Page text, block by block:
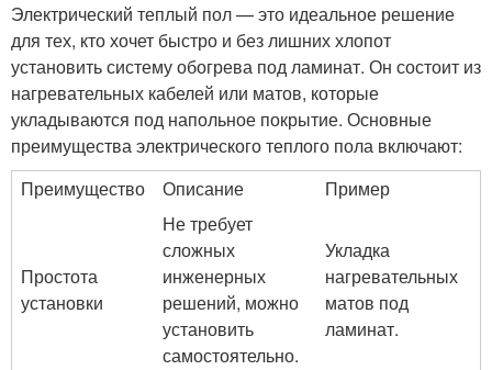
Электрический теплый пол — это идеальное решение
для тех, кто хочет быстро и без лишних хлопот
установить систему обогрева под ламинат. Он состоит из
нагревательных кабелей или матов, которые
укладываются под напольное покрытие. Основные
преимущества электрического теплого пола включают:
Преимущество
Описание Пример
Простота
установки
Не требует
сложных
инженерных
решений, можно
установить
самостоятельно.
Укладка
нагревательных
матов под
ламинат.